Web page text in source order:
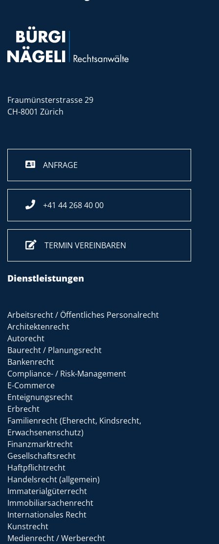
Fraumünsterstrasse 29
CH-8001 Zürich
ANFRAGE
+41 44 268 40 00
TERMIN VEREINBAREN
Dienstleistungen
Arbeitsrecht / Öffentliches Personalrecht
Architektenrecht
Autorecht
Baurecht / Planungsrecht
Bankenrecht
Compliance- / Risk-Management
E-Commerce
Enteignungsrecht
Erbrecht
Familienrecht (Eherecht, Kindsrecht,
Erwachsenenschutz)
Finanzmarktrecht
Gesellschaftsrecht
Haftpflichtrecht
Handelsrecht (allgemein)
Immaterialgüterrecht
Immobiliarsachenrecht
Internationales Recht
Kunstrecht
Medienrecht / Werberecht